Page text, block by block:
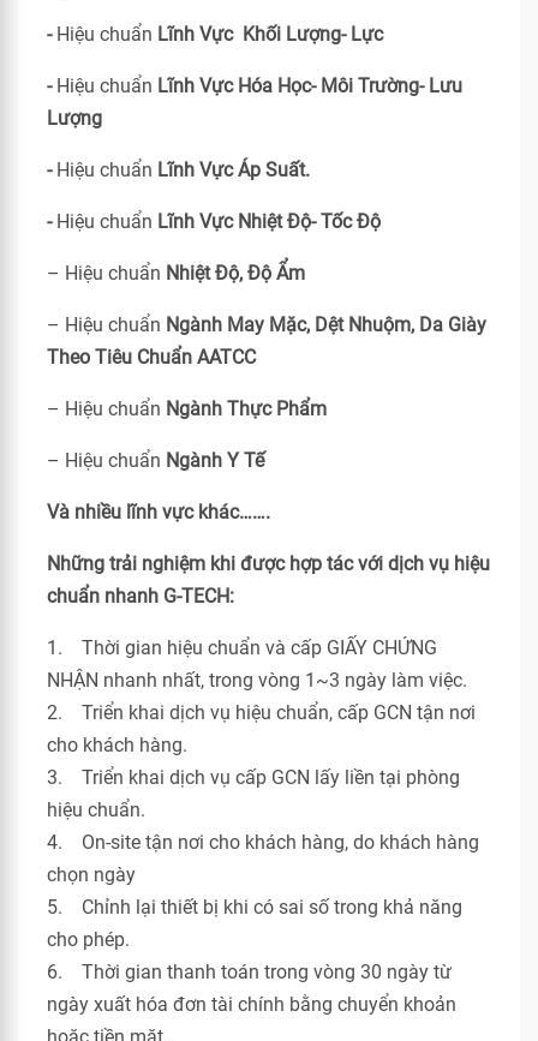
- Hiệu chuẩn Lĩnh Vực Khối Lượng- Lực
- Hiệu chuẩn Lĩnh Vực Hóa Học- Môi Trường- Lưu
Lượng
- Hiệu chuẩn Lĩnh Vực Áp Suất.
-Hiệu chuẩn Lĩnh Vực Nhiệt Độ- Tốc Độ
– Hiệu chuẩn Nhiệt Độ, Độ Ẩm
– Hiệu chuẩn Ngành May Mặc, Dệt Nhuộm, Da Giày
Theo Tiêu Chuẩn AATCC
– Hiệu chuẩn Ngành Thực Phẩm
– Hiệu chuẩn Ngành Y Tế
Và nhiều lĩnh vực khác…….
Những trải nghiệm khi được hợp tác với dịch vụ hiệu
chuẩn nhanh G-TECH:
1. Thời gian hiệu chuẩn và cấp GIẤY CHỨNG
NHẬN nhanh nhất, trong vòng 1~3 ngày làm việc.
2. Triển khai dịch vụ hiệu chuẩn, cấp GCN tận nơi
cho khách hàng.
3. Triển khai dịch vụ cấp GCN lấy liền tại phòng
hiệu chuẩn.
4. On-site tận nơi cho khách hàng, do khách hàng
chọn ngày
5. Chỉnh lại thiết bị khi có sai số trong khả năng
cho phép.
6. Thời gian thanh toán trong vòng 30 ngày từ
ngày xuất hóa đơn tài chính bằng chuyển khoản